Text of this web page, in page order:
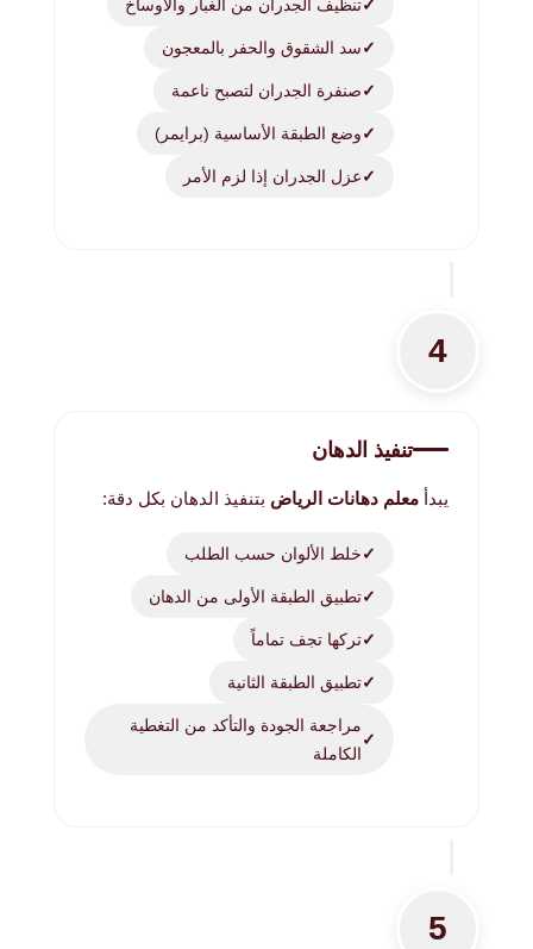
تنظيف الجدران من الغبار والأوساخ
سد الشقوق والحفر بالمعجون
صنفرة الجدران لتصبح ناعمة
وضع الطبقة الأساسية (برايمر)
عزل الجدران إذا لزم الأمر
4
تنفيذ الدهان
يبدأ معلم دهانات الرياض بتنفيذ الدهان بكل دقة:
خلط الألوان حسب الطلب
تطبيق الطبقة الأولى من الدهان
تركها تجف تماماً
تطبيق الطبقة الثانية
مراجعة الجودة والتأكد من التغطية
الكاملة
5